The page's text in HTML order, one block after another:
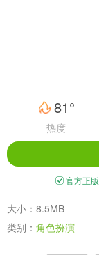
81°
热度
官方正版
大小：8.5MB
类别： 角色扮演